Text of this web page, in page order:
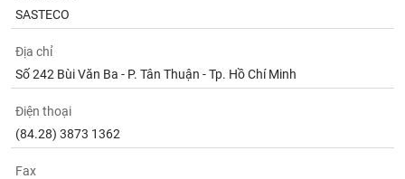
SASTECO
Địa chỉ
Số 242 Bùi Văn Ba - P. Tân Thuận - Tp. Hồ Chí Minh
Điện thoại
(84.28) 3873 1362
Fax